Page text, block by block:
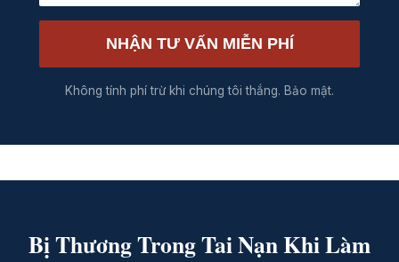
NHẬN TƯ VẤN MIỄN PHÍ
Không tính phí trừ khi chúng tôi thắng. Bảo mật.
Bị Thương Trong Tai Nạn Khi Làm